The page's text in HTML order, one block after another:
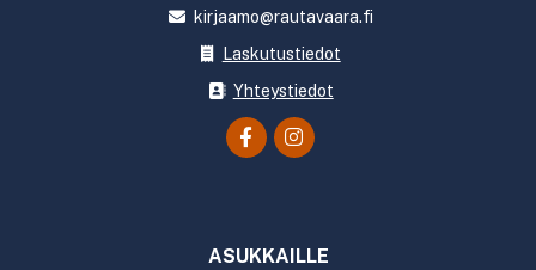
kirjaamo@rautavaara.fi
Laskutustiedot
Yhteystiedot
ASUKKAILLE